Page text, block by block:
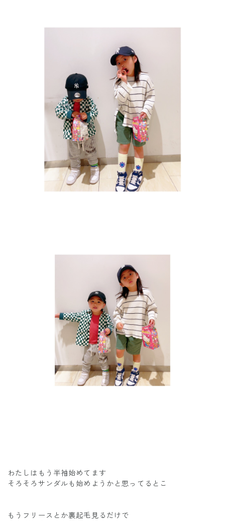
わたしはもう半袖始めてます
そろそろサンダルも始めようかと思ってるとこ
もうフリースとか裏起毛見るだけで